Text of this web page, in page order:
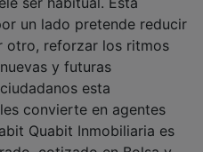
un lado pretende reducir
otro, reforzar los ritmos
y futuras
esta
convierte en agentes
Quabit Inmobiliaria es
cotizado en Bolsa y